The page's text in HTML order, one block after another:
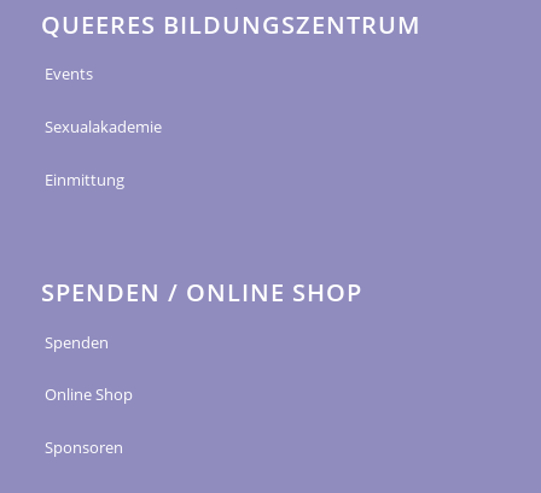
QUEERES BILDUNGSZENTRUM
Events
Sexualakademie
Einmittung
SPENDEN / ONLINE SHOP
Spenden
Online Shop
Sponsoren